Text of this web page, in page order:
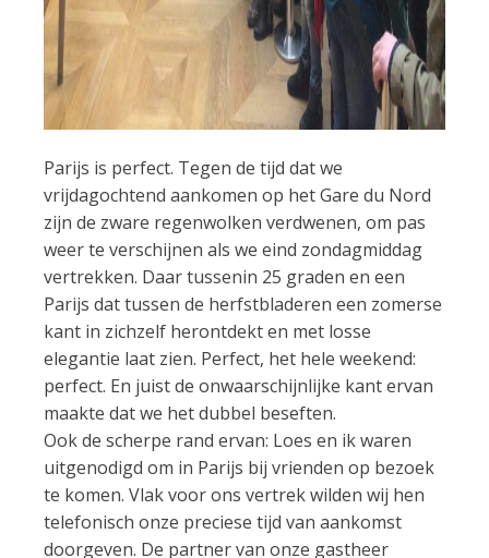
Parijs is perfect. Tegen de tijd dat we
vrijdagochtend aankomen op het Gare du Nord
zijn de zware regenwolken verdwenen, om pas
weer te verschijnen als we eind zondagmiddag
vertrekken. Daar tussenin 25 graden en een
Parijs dat tussen de herfstbladeren een zomerse
kant in zichzelf herontdekt en met losse
elegantie laat zien. Perfect, het hele weekend:
perfect. En juist de onwaarschijnlijke kant ervan
maakte dat we het dubbel beseften.
Ook de scherpe rand ervan: Loes en ik waren
uitgenodigd om in Parijs bij vrienden op bezoek
te komen. Vlak voor ons vertrek wilden wij hen
telefonisch onze preciese tijd van aankomst
doorgeven. De partner van onze gastheer